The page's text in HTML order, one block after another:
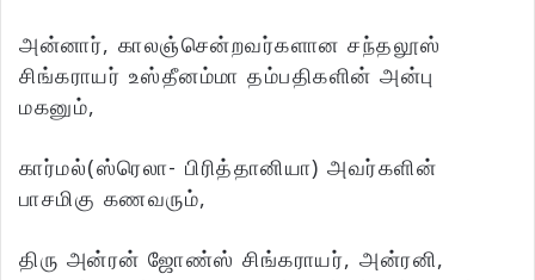
அன்னார், காலஞ்சென்றவர்களான சந்தலூஸ்
சிங்கராயர் உஸ்தீனம்மா தம்பதிகளின் அன்பு
மகனும்,
கார்மல்(ஸ்ரெலா- பிரித்தானியா) அவர்களின்
பாசமிகு கணவரும்,
திரு அன்ரன் ஜோண்ஸ் சிங்கராயர், அன்ரனி,